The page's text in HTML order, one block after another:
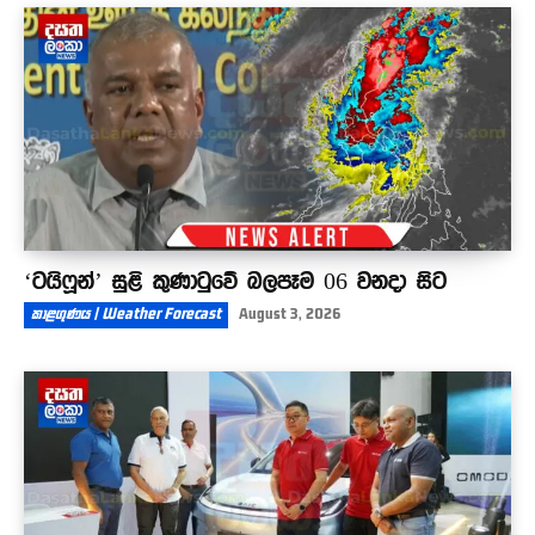
‘ටයිෆූන්’ සුළි කුණාටුවේ බලපෑම 06 වනදා සිට
කාළගුණය | Weather Forecast August 3, 2026